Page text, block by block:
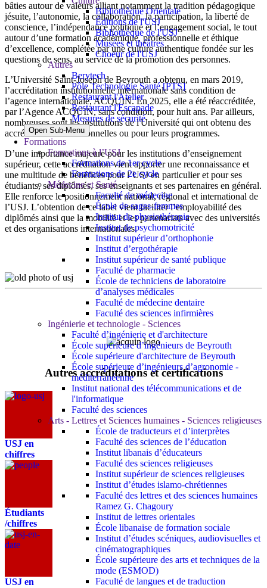
Bibliothèque Orientale
Éditions de l'USJ
Bibliothèque de l'USJ
Musées et théâtres
Choeur de l'USJ
Autres
Berytech
Pôle Technologie Santé [PTS]
Restaurant l'Atelier
Restaurant l'Escapade
Mesures de sécurité
Open Sub-Menu
Formations
Formations à l’USJ
Formations de 1er cycle
Formations de 2e cycle
Médecine et Santé
Faculté de médecine
École de sages-femmes
Institut de physiothérapie
Institut de psychomotricité
Institut supérieur d’orthophonie
Institut d’ergothérapie
Institut supérieur de santé publique
Faculté de pharmacie
École de techniciens de laboratoire
d’analyses médicales
Faculté de médecine dentaire
Faculté des sciences infirmières
Ingénierie et technologie - Sciences
Faculté d’ingénierie et d'architecture
École supérieure d’ingénieurs de Beyrouth
École supérieure d'architecture de Beyrouth
École supérieure d’ingénieurs d’agronomie -
méditerranéenne
Institut national des télécommunications et de
l'informatique
Faculté des sciences
Arts - Lettres et Sciences humaines - Sciences religieuses
École de traducteurs et d’interprètes
Faculté des sciences de l’éducation
Institut libanais d’éducateurs
Faculté des sciences religieuses
Institut supérieur de sciences religieuses
Institut d’études islamo-chrétiennes
Faculté des lettres et des sciences humaines
Ramez G. Chagoury
Institut de lettres orientales
École libanaise de formation sociale
Institut d’études scéniques, audiovisuelles et
cinématographiques
École supérieure des arts et techniques de la
mode (ESMOD)
Faculté de langues et de traduction
bâties autour de valeurs alliant notamment la tradition pédagogique
jésuite, l’autonomie, la collaboration, la participation, la liberté de
conscience, l’indépendance politique et l’engagement social, le tout
autour d’une formation académique, professionnelle et éthique
d’excellence, complétée par une culture authentique fondée sur les
questions de sens, au service de la promotion des personnes.
L’Université Saint-Joseph de Beyrouth a obtenu, en mars 2019,
l’accréditation institutionnelle internationale sans condition de
l’agence internationale, ACQUIN. En 2025, elle a été réaccréditée,
par l’Agence ACQUIN, sans condition, pour huit ans. Par ailleurs,
nombreuses sont les institutions de l'Université qui ont obtenu des
accréditations institutionnelles ou pour leurs programmes.
D’une importance majeure pour les institutions d’enseignement
supérieur, cette accréditation vient apporter une reconnaissance et
une multitude de bénéfices pour l’USJ en particulier et pour ses
étudiants, ses diplômés, ses enseignants et ses partenaires en général.
Elle renforce le positionnement national, régional et international de
l’USJ. L’obtention de ce label vient faciliter l’employabilité des
diplômés ainsi que la mobilité et les partenariats avec des universités
et des organisations internationales.
Autres accréditations et certifications
USJ en
chiffres
Étudiants
/chiffres
USJ en